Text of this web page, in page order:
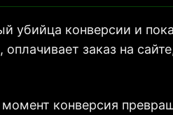
убийца конверсии и
оплачивает заказ на
момент конверсия